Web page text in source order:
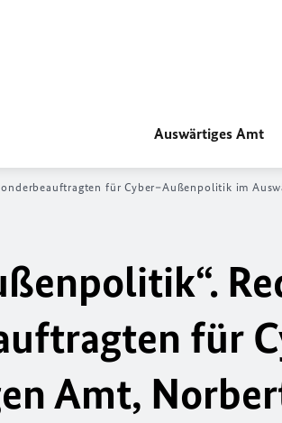
Auswärtiges Amt
für Cyber–Außenpolitik im
für
Amt,